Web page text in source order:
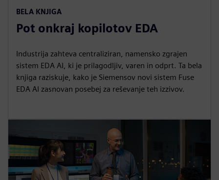
BELA KNJIGA
Pot onkraj kopilotov EDA
Industrija zahteva centraliziran, namensko zgrajen
sistem EDA AI, ki je prilagodljiv, varen in odprt. Ta bela
knjiga raziskuje, kako je Siemensov novi sistem Fuse
EDA AI zasnovan posebej za reševanje teh izzivov.